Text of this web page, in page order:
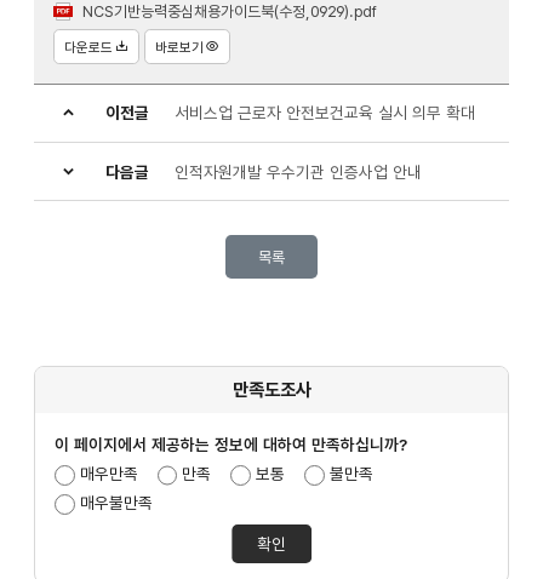
NCS기반능력중심채용가이드북(수정,0929).pdf
다운로드 바로보기
이전글 서비스업 근로자 안전보건교육 실시 의무 확대
다음글 인적자원개발 우수기관 인증사업 안내
목록
만족도조사
이 페이지에서 제공하는 정보에 대하여 만족하십니까?
만족도조사선택
매우만족 만족 보통
불만족
매우불만족